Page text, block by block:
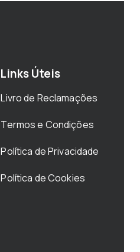
Links Úteis
Livro de Reclamações
Termos e Condições
Política de Privacidade
Política de Cookies